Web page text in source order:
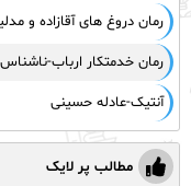
رمان دروغ های آقازاده و
رمان خدمتکار ارباب-ناشناس
آنتیک-عادله حسینی
مطالب پر لایک